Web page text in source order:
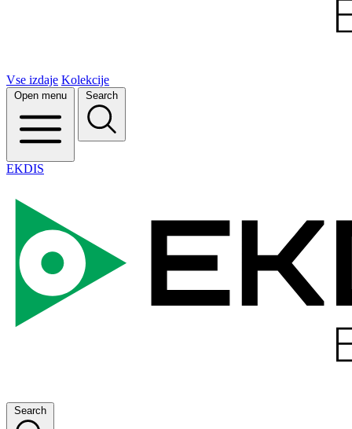
Vse izdaje Kolekcije
Open menu Search
EKDIS
Search